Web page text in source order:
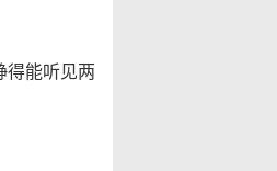
得能听见两